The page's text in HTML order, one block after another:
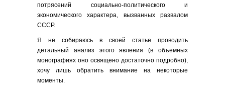
потрясений социально-политического и
экономического характера, вызванных развалом
СССР.
Я не собираюсь в своей статье проводить
детальный анализ этого явления (в объемных
монографиях оно освящено достаточно подробно),
хочу лишь обратить внимание на некоторые
моменты.